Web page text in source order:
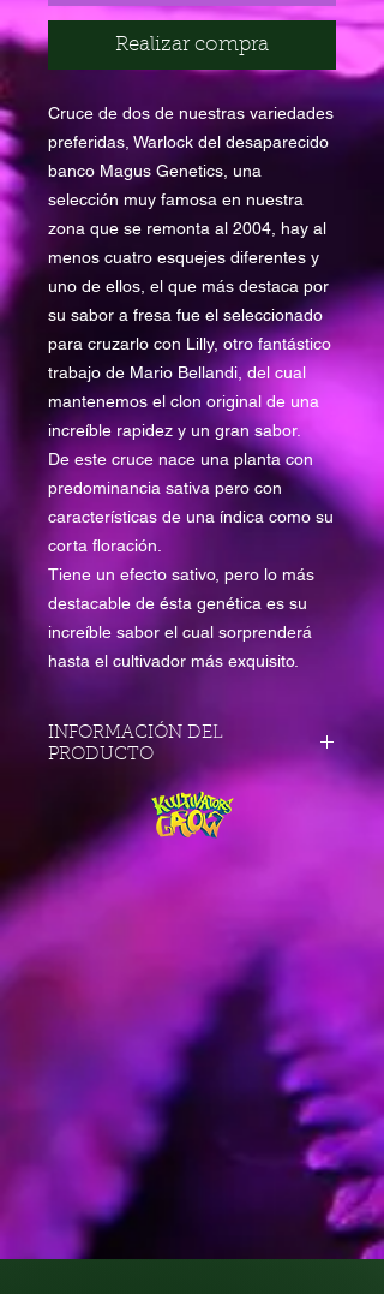
Realizar compra
Cruce de dos de nuestras variedades
preferidas, Warlock del desaparecido
banco Magus Genetics, una
selección muy famosa en nuestra
zona que se remonta al 2004, hay al
menos cuatro esquejes diferentes y
uno de ellos, el que más destaca por
su sabor a fresa fue el seleccionado
para cruzarlo con Lilly, otro fantástico
trabajo de Mario Bellandi, del cual
mantenemos el clon original de una
increíble rapidez y un gran sabor.
De este cruce nace una planta con
predominancia sativa pero con
características de una índica como su
corta floración.
Tiene un efecto sativo, pero lo más
destacable de ésta genética es su
increíble sabor el cual sorprenderá
hasta el cultivador más exquisito.
INFORMACIÓN DEL
PRODUCTO
Genética: Lilly x Warlock.
Tipo:25% Indica | 75% Sativa
Nivel de THC: 20% a 23%
Aroma: Fresa Ácida
Prod. Interior: 400 a 550 gr/m2